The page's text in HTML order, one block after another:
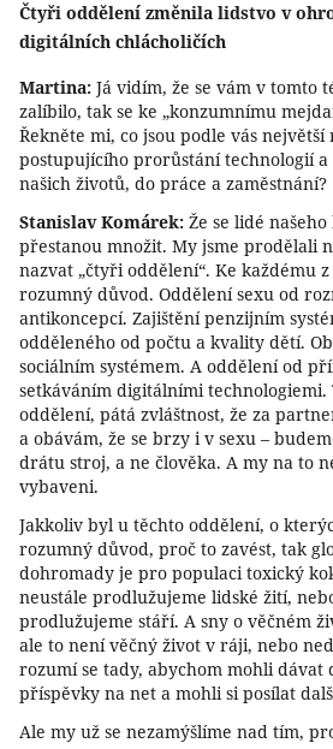
Čtyři oddělení změnila lidstvo v
digitálních chlácholičích
Martina: Já vidím, že se vám v tomto
zalíbilo, tak se ke „konzumnímu
Řekněte mi, co jsou podle vás
postupujícího prorůstání technologií
našich životů, do práce a zaměstnání?
Stanislav Komárek: Že se lidé
přestanou množit. My jsme prodělali
nazvat „čtyři oddělení“. Ke každému
rozumný důvod. Oddělení sexu od
antikoncepcí. Zajištění penzijním
odděleného od počtu a kvality dětí.
sociálním systémem. A oddělení od
setkáváním digitálními technologiemi.
oddělení, pátá zvláštnost, že za
a obávám, že se brzy i v sexu –
drátu stroj, a ne člověka. A my na to
vybaveni.
Jakkoliv byl u těchto oddělení, o
rozumný důvod, proč to zavést, tak
dohromady je pro populaci toxický
neustále prodlužujeme lidské žití,
prodlužujeme stáří. A sny o věčném
ale to není věčný život v ráji, nebo
rozumí se tady, abychom mohli dávat
příspěvky na net a mohli si posílat
Ale my už se nezamýšlíme nad tím,